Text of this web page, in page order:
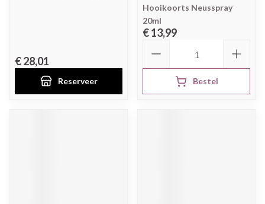
€ 28,01
Reserveer
Hooikoorts Neusspray
20ml
€ 13,99
Bestel